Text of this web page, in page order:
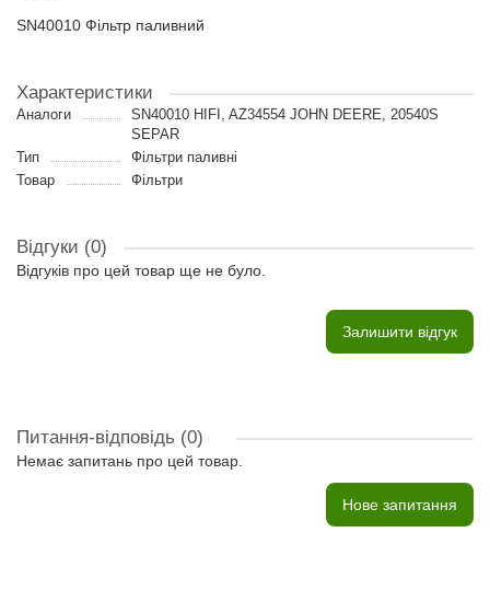
SN40010 Фільтр паливний
Характеристики
Аналоги
SN40010 HIFI, AZ34554 JOHN DEERE, 20540S
SEPAR
Тип
Фільтри паливні
Товар
Фільтри
Відгуки (0)
Відгуків про цей товар ще не було.
Залишити відгук
Питання-відповідь (0)
Немає запитань про цей товар.
Нове запитання